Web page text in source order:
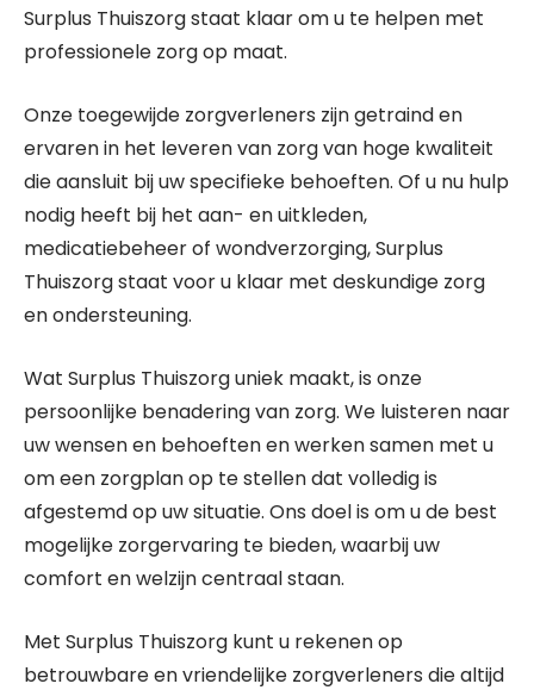
Surplus Thuiszorg staat klaar om u te helpen met
professionele zorg op maat.
Onze toegewijde zorgverleners zijn getraind en
ervaren in het leveren van zorg van hoge kwaliteit
die aansluit bij uw specifieke behoeften. Of u nu hulp
nodig heeft bij het aan- en uitkleden,
medicatiebeheer of wondverzorging, Surplus
Thuiszorg staat voor u klaar met deskundige zorg
en ondersteuning.
Wat Surplus Thuiszorg uniek maakt, is onze
persoonlijke benadering van zorg. We luisteren naar
uw wensen en behoeften en werken samen met u
om een zorgplan op te stellen dat volledig is
afgestemd op uw situatie. Ons doel is om u de best
mogelijke zorgervaring te bieden, waarbij uw
comfort en welzijn centraal staan.
Met Surplus Thuiszorg kunt u rekenen op
betrouwbare en vriendelijke zorgverleners die altijd